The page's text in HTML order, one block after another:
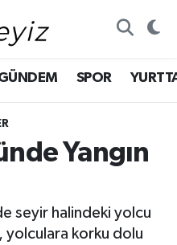
SPOR
Yangın
seyir halindeki yolcu
yolculara korku dolu
ve Fikstür